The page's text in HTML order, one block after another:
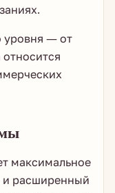
уровня — от
максимальное
и расширенный